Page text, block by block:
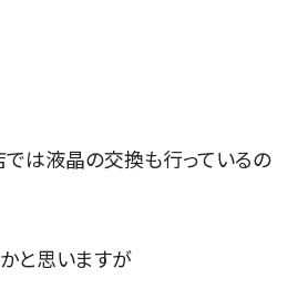
は液晶の交換も行っているの
と思いますが